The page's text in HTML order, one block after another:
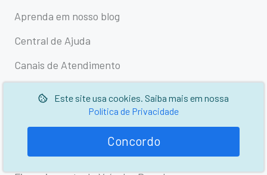
Este site usa cookies. Saiba mais em nossa
Política de Privacidade
Concordo
Aprenda em nosso blog
Central de Ajuda
Canais de Atendimento
Empréstimo Consignado CLT
Empréstimo Consignado
Empréstimo com Garantia de Veículo